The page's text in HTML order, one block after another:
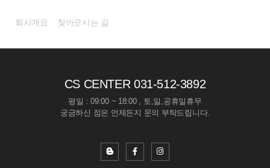
회사개요 찾아오시는 길
CS CENTER 031-512-3892
평일 : 09:00 ~ 18:00 , 토,일,공휴일휴무
궁금하신 점은 언제든지 문의 부탁드립니다.